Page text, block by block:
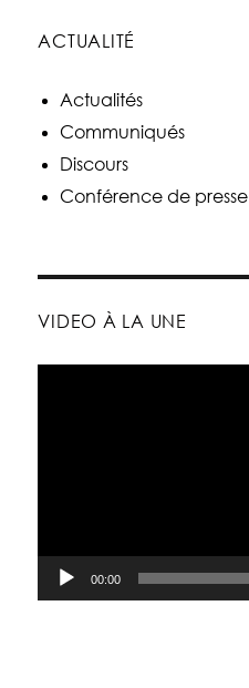
ACTUALITÉ
Actualités
Communiqués
Discours
Conférence de presse
VIDEO À LA UNE
00:00